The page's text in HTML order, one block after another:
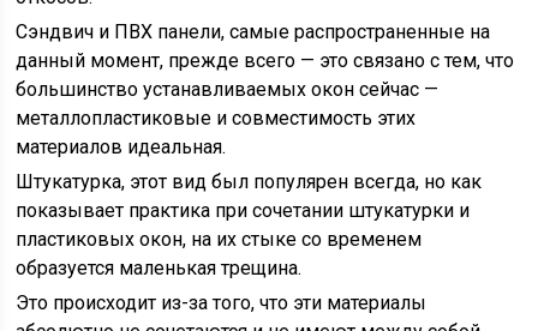
Сэндвич и ПВХ панели, самые распространенные на
данный момент, прежде всего — это связано с тем, что
большинство устанавливаемых окон сейчас —
металлопластиковые и совместимость этих
материалов идеальная.
Штукатурка, этот вид был популярен всегда, но как
показывает практика при сочетании штукатурки и
пластиковых окон, на их стыке со временем
образуется маленькая трещина.
Это происходит из-за того, что эти материалы